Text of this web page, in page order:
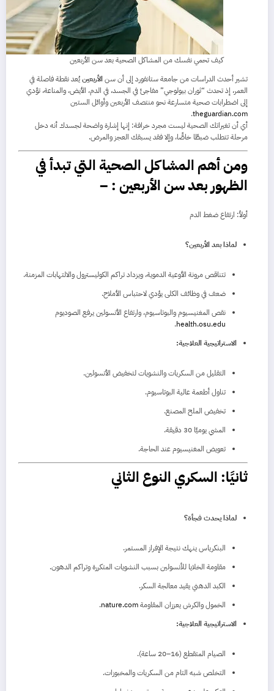
كيف تحمي نفسك من المشاكل الصحية بعد سن الأربعين
تشير أحدث الدراسات من جامعة ستانفورد إلى أن سنالأربعينيُعد نقطة فاصلة في
العمر، إذ تحدث “ثوران بيولوجي” مفاجئ في الجسد، في الدم، الأيض، والمناعة، تؤدي
إلى اضطرابات صحية متسارعة نحو منتصف الأربعين وأوائل الستين
theguardian.com
.
أي أن تغيراتك الصحية ليست مجرد خرافة: إنها إشارة واضحة لجسدك أنه دخل
مرحلة تتطلب ضبطًا خاصًّا، وإلا فقد يسبقك العجز والمرض.
ومن أهم المشاكل الصحية التي تبدأ في
الظهور بعد سن الأربعين : –
أولاً: ارتفاع ضغط الدم
لماذا بعد الأربعين؟
تتناقص مرونة الأوعية الدموية، ويزداد تراكم الكوليسترول والالتهابات المزمنة.
ضعف في وظائف الكلى يؤدي لاحتباس الأملاح.
نقص المغنيسيوم والبوتاسيوم، وارتفاع الأنسولين يرفع الصوديوم
health.osu.edu
.
الاستراتيجية العلاجية:
التقليل من السكريات والنشويات لتخفيض الأنسولين.
تناول أطعمة عالية البوتاسيوم.
تخفيض الملح المصنع.
المشي يوميًا 30 دقيقة.
تعويض المغنيسيوم عند الحاجة.
ثانيًا: السكري النوع الثاني
لماذا يحدث فجأة؟
البنكرياس ينهك نتيجة الإفراز المستمر.
مقاومة الخلايا للأنسولين بسبب النشويات المتكررة وتراكم الدهون.
الكبد الدهني يقيد معالجة السكر.
الخمول والكرش يعززان المقاومةnature.com
.
الاستراتيجية العلاجية:
الصيام المتقطع (16–20 ساعة).
التخلص شبه التام من السكريات والمخبوزات.